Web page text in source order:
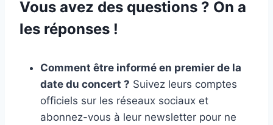
Vous avez des questions ? On a
les réponses !
Comment être informé en premier de la
date du concert ? Suivez leurs comptes
officiels sur les réseaux sociaux et
abonnez-vous à leur newsletter pour ne